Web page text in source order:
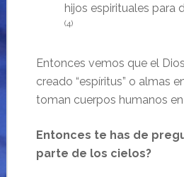
hijos espirituales para
(4)
Entonces vemos que el
creado “espíritus” o almas
toman cuerpos humanos en
Entonces te has de
parte de los cielos?